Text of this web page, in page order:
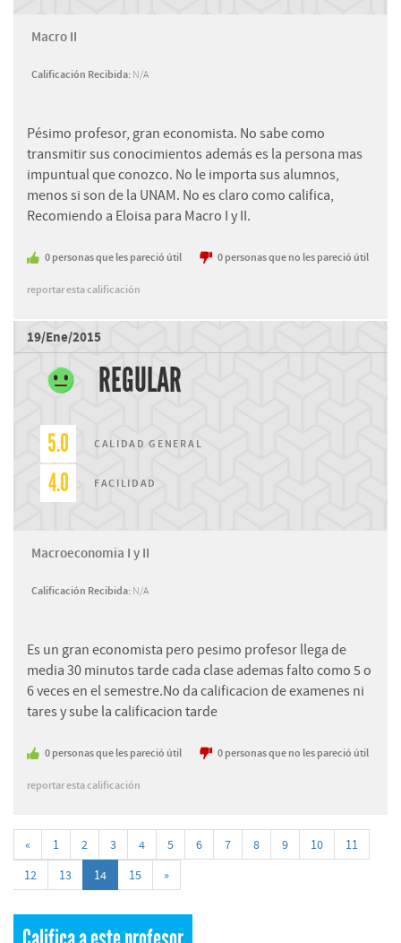
Macro II
Calificación Recibida: N/A
Pésimo profesor, gran economista. No sabe como
transmitir sus conocimientos además es la persona mas
impuntual que conozco. No le importa sus alumnos,
menos si son de la UNAM. No es claro como califica,
Recomiendo a Eloisa para Macro I y II.
0 personasque les pareció útil 0 personasque no les pareció útil
reportar esta calificación
19/Ene/2015
REGULAR
5.0 CALIDAD GENERAL
4.0 FACILIDAD
Macroeconomia I y II
Calificación Recibida: N/A
Es un gran economista pero pesimo profesor llega de
media 30 minutos tarde cada clase ademas falto como 5 o
6 veces en el semestre.No da calificacion de examenes ni
tares y sube la calificacion tarde
0 personasque les pareció útil 0 personasque no les pareció útil
reportar esta calificación
« 1 2 3 4 5 6 7 8 9 10
11
12
13 14 15 »